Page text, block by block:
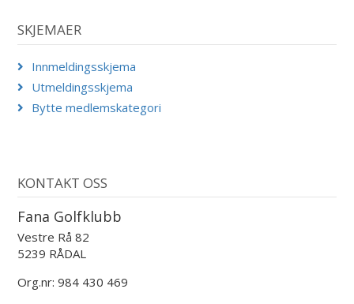
SKJEMAER
Innmeldingsskjema
Utmeldingsskjema
Bytte medlemskategori
KONTAKT OSS
Fana Golfklubb
Vestre Rå 82
5239 RÅDAL
Org.nr: 984 430 469